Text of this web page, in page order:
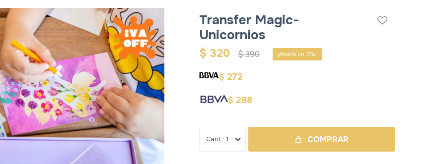
Transfer Magic-
Unicornios
$ 320 $390 17
$ 272
$ 288
1 COMPRAR